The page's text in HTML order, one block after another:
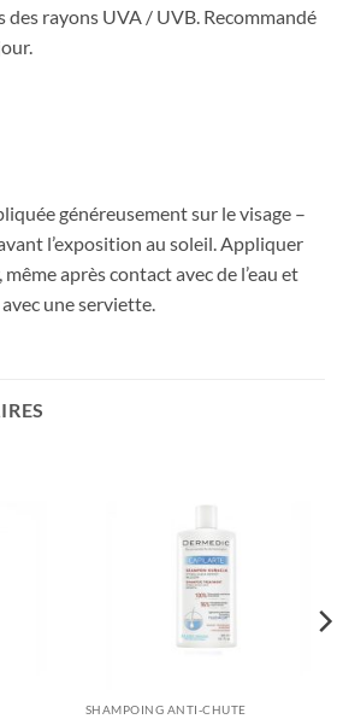
des rayons UVA / UVB. Recommandé
généreusement sur le visage –
l’exposition au soleil. Appliquer
après contact avec de l’eau et
une serviette.
SHAMPOING ANTI-CHUTE